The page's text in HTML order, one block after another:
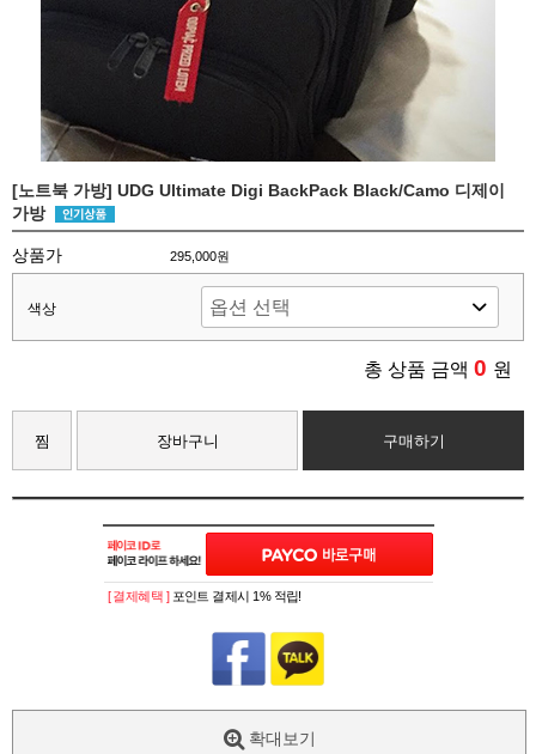
[노트북 가방] UDG Ultimate Digi BackPack Black/Camo 디제이
가방
상품가 295,000원
색상
총 상품 금액 0 원
찜 장바구니 구매하기
[ 결제혜택 ] 포인트 결제시 1% 적립!
확대보기